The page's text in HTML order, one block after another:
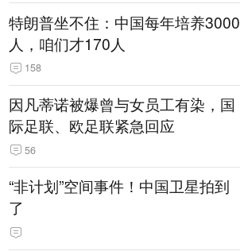
特朗普坐不住：中国每年培养3000
人，咱们才170人
158
因凡蒂诺被爆曾与女员工有染，国
际足联、欧足联紧急回应
56
“非计划”空间事件！中国卫星拍到
了